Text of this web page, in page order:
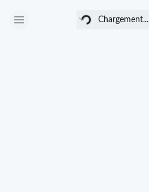
Chargement... Chargement...